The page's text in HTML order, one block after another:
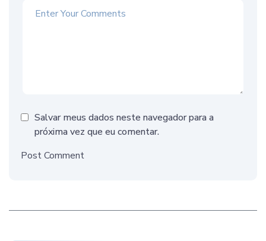
Salvar meus dados neste navegador para a
próxima vez que eu comentar.
Post Comment